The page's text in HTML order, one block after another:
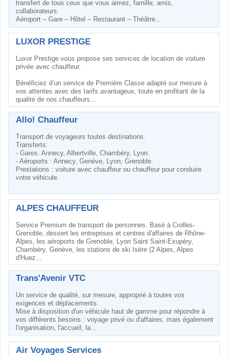
transfert de tous ceux que vous aimez, famille, amis,
collaborateurs.
Aéroport – Gare – Hôtel – Restaurant – Théâtre...
LUXOR PRESTIGE
Luxor Prestige vous propose ses services de location de voiture
privée avec chauffeur.
Bénéficiez d’un service de Première Classe adapté sur mesure à
vos attentes avec des tarifs avantageux, toute en profitant de la
qualité de nos chauffeurs...
Allo! Chauffeur
Transport de voyageurs toutes destinations.
Transferts:
- Gares: Annecy, Albertville, Chambéry, Lyon.
- Aéroports : Annecy, Genève, Lyon, Grenoble.
Prestations : voiture avec chauffeur ou chauffeur pour conduire
votre véhicule.
ALPES CHAUFFEUR
Service Premium de transport de personnes. Basé à Crolles-
Grenoble, dessert les entreprises et centres d'affaires de Rhône-
Alpes, les aéroports de Grenoble, Lyon Saint Saint-Exupéry,
Chambéry, Genève, les stations de ski Isére (2 Alpes, Alpes
d'Huez...
Trans'Avenir VTC
Un service de qualité, sur mesure, approprié à toutes vos
exigences et déplacements.
Mise à disposition d'un véhicule haut de gamme pour répondre à
vos différents besoins : voyage privé ou d'affaires, mais également
l'organisation, l'accueil, la...
Air Voyages Services